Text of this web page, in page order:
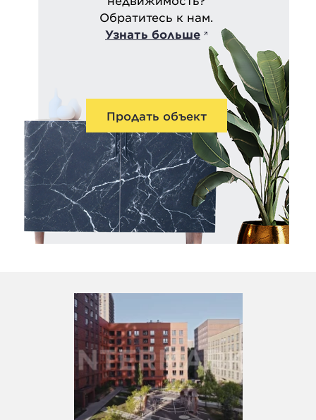
Обратитесь к нам.
Узнать больше
Продать объект